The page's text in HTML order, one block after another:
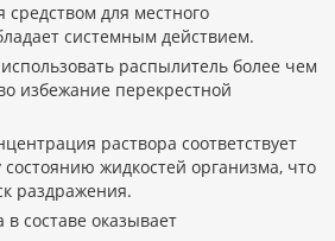
средством для местного
системным действием.
распылитель более чем
избежание перекрестной
раствора соответствует
жидкостей организма, что
раздражения.
в составе оказывает